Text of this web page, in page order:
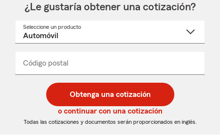
¿Le gustaría obtener una cotización?
Seleccione un producto
desplegable
Código postal
de
5
dígitos
de
5
dígitos
_____
Obtenga una cotización
o continuar con una cotización
Todas las cotizaciones y documentos serán proporcionados en inglés.